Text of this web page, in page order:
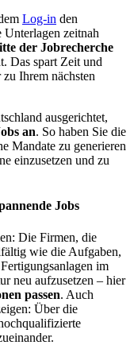
Log-in den
zeitnah
der Jobrecherche
Das spart Zeit und
Ihrem nächsten
ausgerichtet,
an. So haben Sie die
Mandate zu generieren
einzusetzen und zu
Jobs
Die Firmen, die
wie die Aufgaben,
im
neu aufzusetzen – hier
passen. Auch
Über die